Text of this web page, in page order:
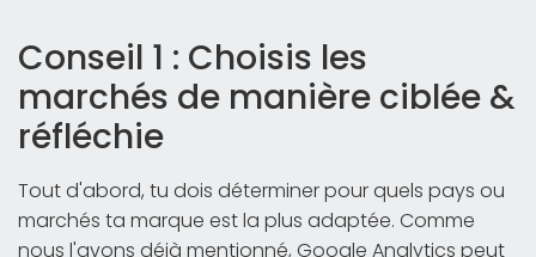
Conseil 1 : Choisis les
marchés de manière ciblée &
réfléchie
Tout d'abord, tu dois déterminer pour quels pays ou
marchés ta marque est la plus adaptée. Comme
nous l'avons déjà mentionné, Google Analytics peut